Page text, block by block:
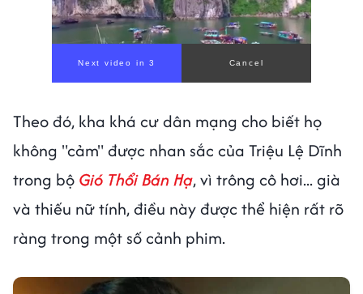
00:00/ 00:59
Theo đó, kha khá cư dân mạng cho biết họ
không "cảm" được nhan sắc của Triệu Lệ Dĩnh
trong bộ Gió Thổi Bán Hạ, vì trông cô hơi... già
và thiếu nữ tính, điều này được thể hiện rất rõ
ràng trong một số cảnh phim.